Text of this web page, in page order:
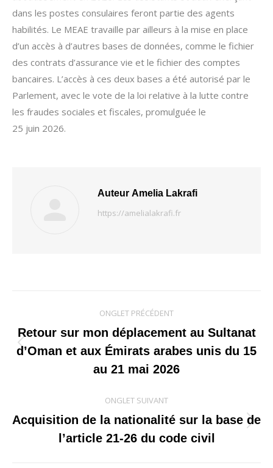
dans les postes consulaires feront partie des agents
habilités. Le MEAE travaille par ailleurs à la mise en place
d’un accès à d’autres bases de données, comme le fichier
des contrats d’assurance vie et le fichier des comptes
bancaires. L’accès à ces deux bases a été autorisé par le
Parlement, avec le vote de la loi relative à la lutte contre
les fraudes sociales et fiscales, promulguée le
25 juin 2026.
Auteur Amelia Lakrafi
https://amelialakrafi.fr
de
commentaire
ONGLET PRÉCÉDENT
Onglet
précédent
Retour sur mon déplacement au Sultanat
d’Oman et aux Émirats arabes unis du 15
au 21 mai 2026
ONGLET SUIVANT
Onglet
suivant
Acquisition de la nationalité sur la base de
l’article 21-26 du code civil